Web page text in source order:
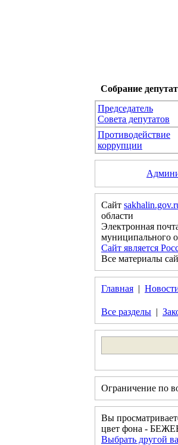
Собрание
Председатель
Совета депутатов
Противодействие
коррупции
Сайт
области
Электронная
муниципального
Сайт является
Все материалы
Главная |
Все разделы |
Ограничение по
Вы
цвет фона -
Выбрать другой